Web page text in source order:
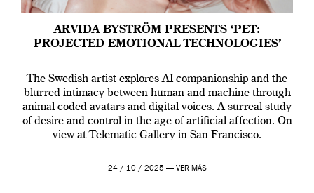
ARVIDA BYSTRÖM PRESENTS ‘PET:
PROJECTED EMOTIONAL TECHNOLOGIES’
The Swedish artist explores AI companionship and the
blurred intimacy between human and machine through
animal-coded avatars and digital voices. A surreal study
of desire and control in the age of artificial affection. On
view at Telematic Gallery in San Francisco.
24 / 10 / 2025 — VER MÁS